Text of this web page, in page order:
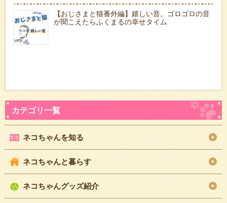
【おじさまと猫番外編】嬉しい音。ゴロゴロの音
が聞こえたらふくまるの幸せタイム
ネコちゃんを知る
ネコちゃんと暮らす
ネコちゃんグッズ紹介